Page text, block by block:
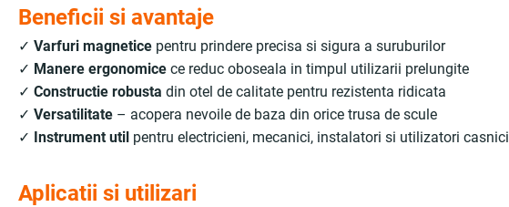
Beneficii si avantaje
✓ Varfuri magnetice pentru prindere precisa si sigura a suruburilor
✓ Manere ergonomice ce reduc oboseala in timpul utilizarii prelungite
✓ Constructie robusta din otel de calitate pentru rezistenta ridicata
✓ Versatilitate – acopera nevoile de baza din orice trusa de scule
✓ Instrument util pentru electricieni, mecanici, instalatori si utilizatori casnici
Aplicatii si utilizari